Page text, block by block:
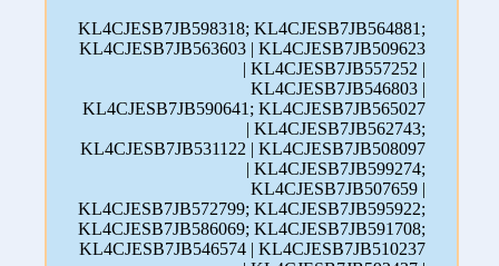
KL4CJESB7JB598318; KL4CJESB7JB564881;
KL4CJESB7JB563603 | KL4CJESB7JB509623
| KL4CJESB7JB557252 |
KL4CJESB7JB546803 |
KL4CJESB7JB590641; KL4CJESB7JB565027
| KL4CJESB7JB562743;
KL4CJESB7JB531122 | KL4CJESB7JB508097
| KL4CJESB7JB599274;
KL4CJESB7JB507659 |
KL4CJESB7JB572799; KL4CJESB7JB595922;
KL4CJESB7JB586069; KL4CJESB7JB591708;
KL4CJESB7JB546574 | KL4CJESB7JB510237